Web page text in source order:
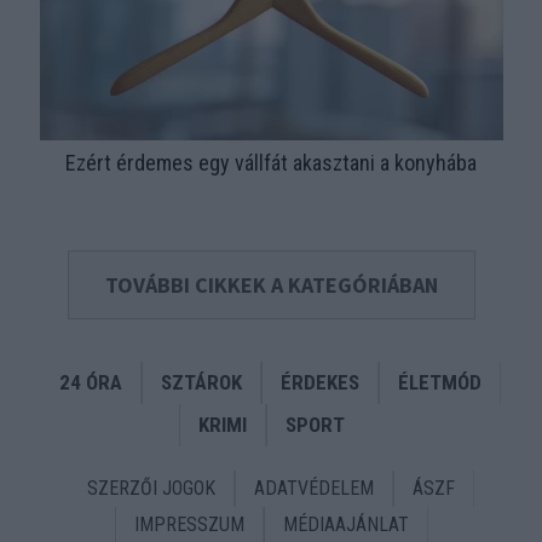
Ezért érdemes egy vállfát akasztani a konyhába
TOVÁBBI CIKKEK A KATEGÓRIÁBAN
24 ÓRA SZTÁROK ÉRDEKES
ÉLETMÓD
KRIMI
SPORT
SZERZŐI JOGOK ADATVÉDELEM
ÁSZF
IMPRESSZUM
MÉDIAAJÁNLAT